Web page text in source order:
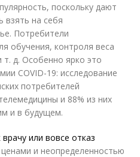
поскольку дают
взять на себя
Потребители
обучения, контроля веса
т. д. Особенно ярко это
COVID-19: исследование
потребителей
и 88% из них
и в будущем.
или вовсе отказ
и неопределенностью